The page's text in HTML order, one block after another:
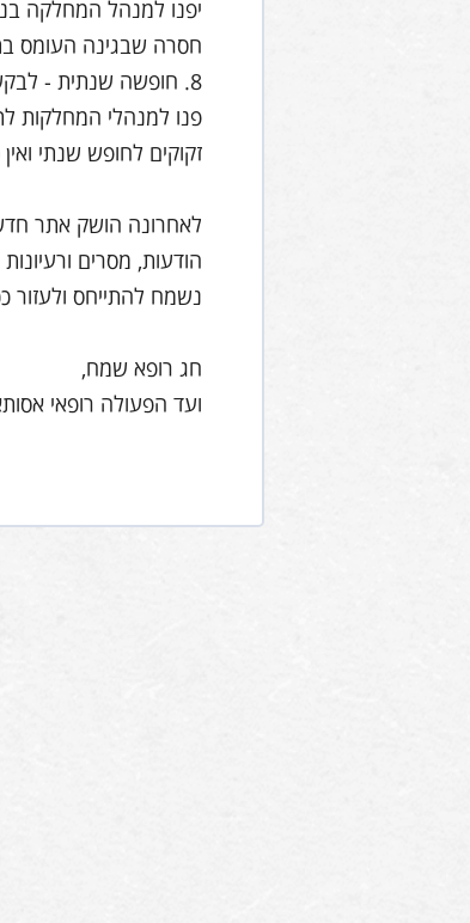
חסרה שבגינה העומס
8. חופשה שנתית -
פנו למנהלי המחלקות
זקוקים לחופש שנתי
לאחרונה הושק אתר
הודעות, מסרים
נשמח להתייחס ולעזור
חג רופא שמח,
ועד הפעולה רופאי